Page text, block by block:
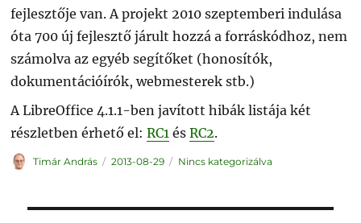
fejlesztője van. A projekt 2010 szeptemberi indulása
óta 700 új fejlesztő járult hozzá a forráskódhoz, nem
számolva az egyéb segítőket (honosítók,
dokumentációírók, webmesterek stb.)
A LibreOffice 4.1.1-ben javított hibák listája két
részletben érhető el:RC1 ésRC2.
Szerző
Timár András Közzétéve
2013-08-29 Kategória
Nincs kategorizálva